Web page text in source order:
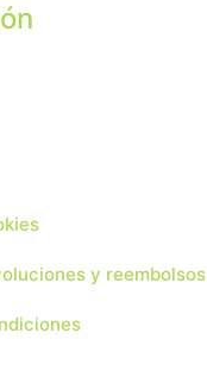
y reembolsos